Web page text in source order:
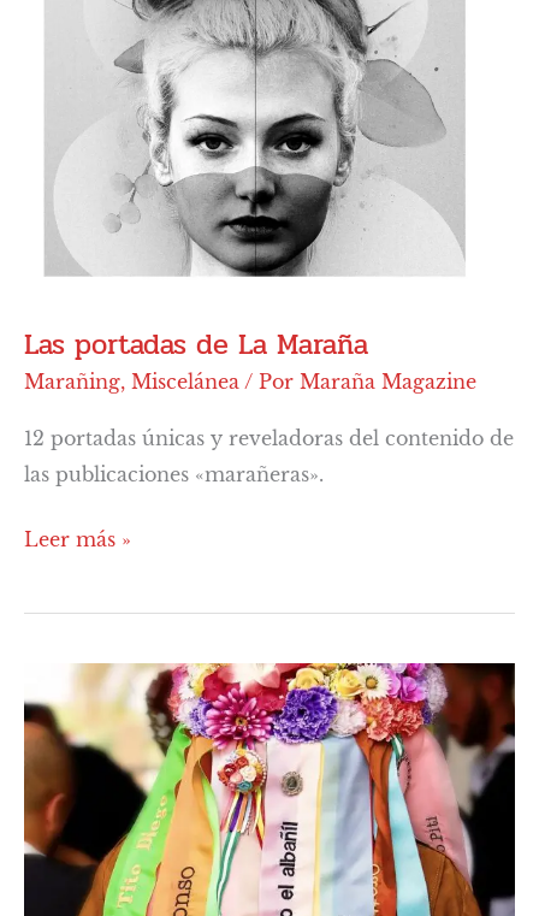
Las portadas de La Maraña
Marañing, Miscelánea / Por Maraña Magazine
12 portadas únicas y reveladoras del contenido de
las publicaciones «marañeras».
Leer más »
Miscelánea
#10